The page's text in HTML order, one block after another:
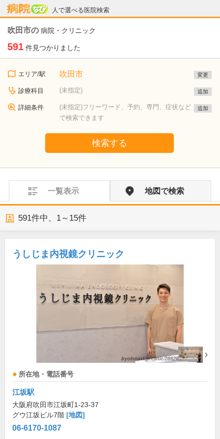
人で選べる医院検索
病院なび
吹田市の 病院・クリニック
591 件見つかりました
エリア/駅 吹田市 変更
診療科目 (未指定) 追加
詳細条件
(未指定)フリーワード、予約、専門、症状など
で検索できます
追加
検索する
一覧表示 地図で検索
591件中、 1～15件
うしじま内視鏡クリニック
所在地・電話番号
江坂駅
大阪府吹田市江坂町1-23-37
グウ江坂ビル7階 [地図]
06-6170-1087